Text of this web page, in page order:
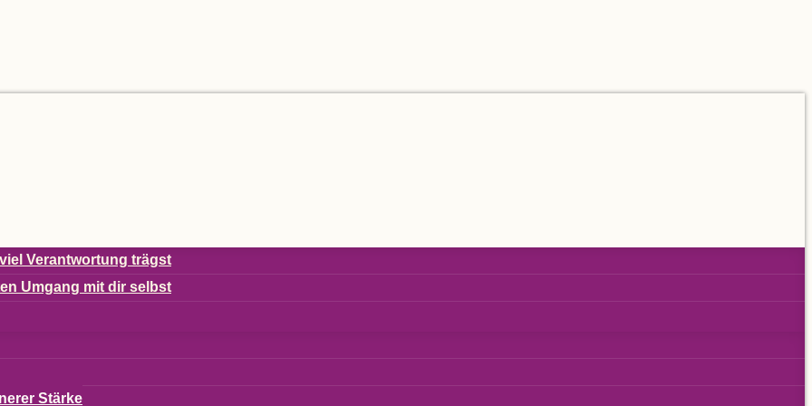
Ver­ant­wor­tung trägst
Umgang mit dir selbst
Stärke